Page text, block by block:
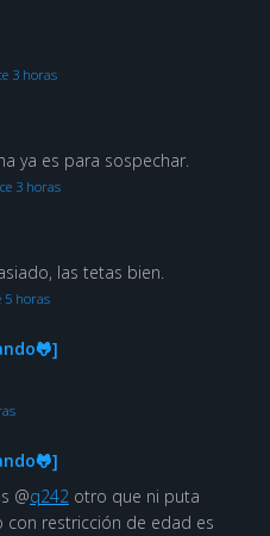
3 horas
ya es para sospechar.
3 horas
las tetas bien.
5 horas
@q242otro que ni puta
con restricción de edad es